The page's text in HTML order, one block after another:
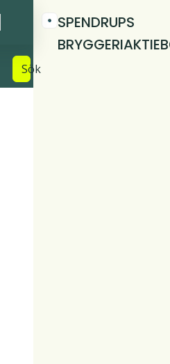
Sök
SPENDRUPS